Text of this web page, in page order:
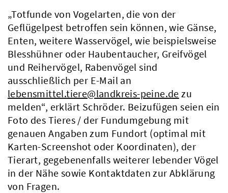
„Totfunde von Vogelarten, die von der
Geflügelpest betroffen sein können, wie Gänse,
Enten, weitere Wasservögel, wie beispielsweise
Blesshühner oder Haubentaucher, Greifvögel
und Reihervögel, Rabenvögel sind
ausschließlich per E-Mail an
lebensmittel.tiere@landkreis-peine.de zu
melden“, erklärt Schröder. Beizufügen seien ein
Foto des Tieres / der Fundumgebung mit
genauen Angaben zum Fundort (optimal mit
Karten-Screenshot oder Koordinaten), der
Tierart, gegebenenfalls weiterer lebender Vögel
in der Nähe sowie Kontaktdaten zur Abklärung
von Fragen.